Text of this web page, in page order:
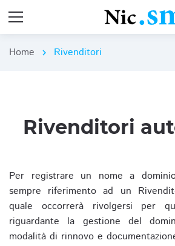
Home chevron_right Rivenditori
Rivenditori
Per registrare un nome a
sempre riferimento ad un
quale occorrerà rivolgersi per
riguardante la gestione del
modalità di rinnovo e